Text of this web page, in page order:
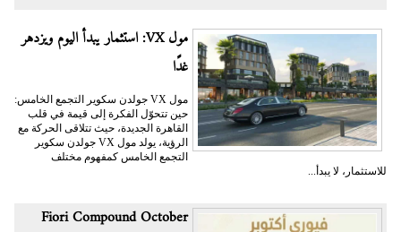
مول VX: استثمار يبدأ اليوم ويزدهر
غدًا
مول VX جولدن سكوير التجمع الخامس:
حين تتحوّل الفكرة إلى قيمة في قلب
القاهرة الجديدة، حيث تتلاقى الحركة مع
الرؤية، يولد مول VX جولدن سكوير
التجمع الخامس كمفهوم مختلف
للاستثمار، لا يبدأ...
Fiori Compound October